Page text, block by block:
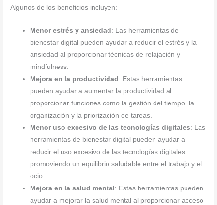
Algunos de los beneficios incluyen:
Menor estrés y ansiedad : Las herramientas de
bienestar digital pueden ayudar a reducir el estrés y la
ansiedad al proporcionar técnicas de relajación y
mindfulness.
Mejora en la productividad : Estas herramientas
pueden ayudar a aumentar la productividad al
proporcionar funciones como la gestión del tiempo, la
organización y la priorización de tareas.
Menor uso excesivo de las tecnologías digitales: Las
herramientas de bienestar digital pueden ayudar a
reducir el uso excesivo de las tecnologías digitales,
promoviendo un equilibrio saludable entre el trabajo y el
ocio.
Mejora en la salud mental : Estas herramientas pueden
ayudar a mejorar la salud mental al proporcionar acceso